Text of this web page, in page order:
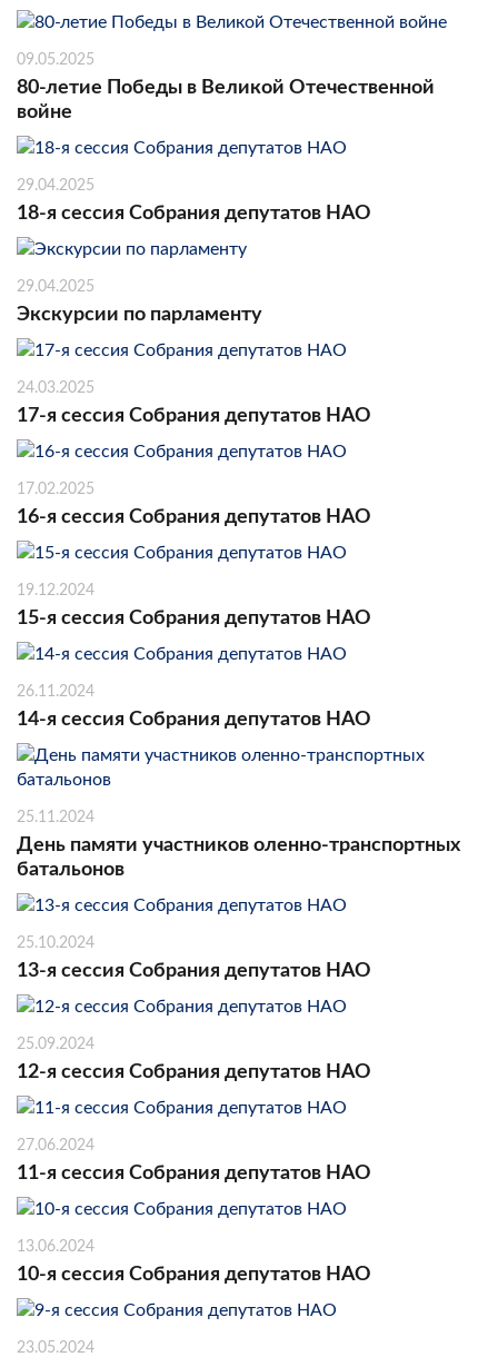
09.05.2025
80-летие Победы в Великой Отечественной
войне
29.04.2025
18-я сессия Собрания депутатов НАО
29.04.2025
Экскурсии по парламенту
24.03.2025
17-я сессия Собрания депутатов НАО
17.02.2025
16-я сессия Собрания депутатов НАО
19.12.2024
15-я сессия Собрания депутатов НАО
26.11.2024
14-я сессия Собрания депутатов НАО
25.11.2024
День памяти участников оленно-транспортных
батальонов
25.10.2024
13-я сессия Собрания депутатов НАО
25.09.2024
12-я сессия Собрания депутатов НАО
27.06.2024
11-я сессия Собрания депутатов НАО
13.06.2024
10-я сессия Собрания депутатов НАО
23.05.2024